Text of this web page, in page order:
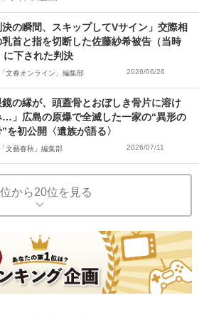
決の瞬間、スキップしてVサイン」交際相
乳首と指を切断した佐藤紗希被告（当時
に下された判決
「文春オンライン」編集部 2026/06/26
鏡の縁が、頭蓋骨とおぼしき骨片に溶け
…」広島の原爆で全滅した一家の“異形の
を初公開〈遺族が語る〉
「文藝春秋」編集部 2026/07/11
から20位を見る